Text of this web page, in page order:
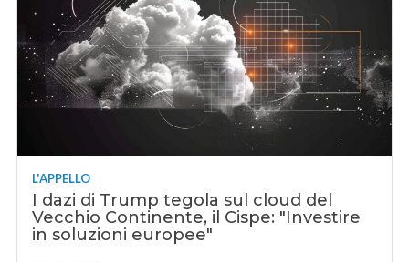
L'APPELLO
I dazi di Trump tegola sul cloud del
Vecchio Continente, il Cispe: "Investire
in soluzioni europee"